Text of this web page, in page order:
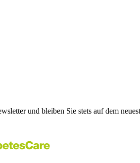
und bleiben Sie stets auf dem